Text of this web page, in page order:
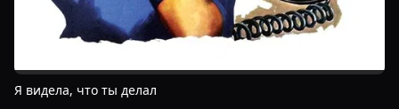
Я видела, что ты делал